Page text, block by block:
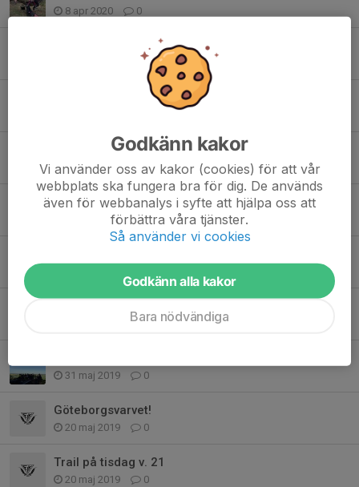
8 apr 2020 0
Välkomna till traillöpning!
0
Härligt gäng på traillöpning i tisdags!
Sköna trail-runs i Främmestad
24 okt 2019 0
Traillöpning, nu på tisdagar
18 okt 2019 0
0
31 maj 2019 0
Göteborgsvarvet!
20 maj 2019 0
Trail på tisdag v. 21
20 maj 2019 0
Godkänn kakor
Vi använder oss av kakor (cookies) för att vår
webbplats ska fungera bra för dig. De används
även för webbanalys i syfte att hjälpa oss att
förbättra våra tjänster.
Så använder vi cookies
Godkänn alla kakor
Bara nödvändiga